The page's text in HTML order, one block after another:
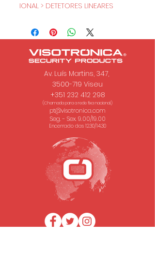
IONAL > DETETORES LINEARES
Av. Luís Martins, 347,
3500-719 Viseu
+351 232 412 298
(Chamada para a rede fixa nacional.)
pt@visotronica.com
Seg. - Sex. 9.00/19.00
Encerrado das 12.30/14.30